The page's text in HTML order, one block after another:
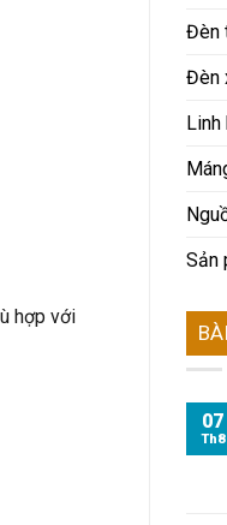
hợp với
Đèn
Đèn
Sản
07
Th8